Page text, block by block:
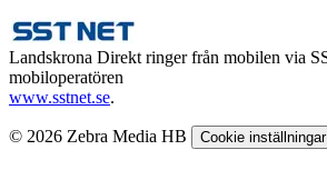
Landskrona Direkt ringer från mobilen via
mobiloperatören
www.sstnet.se.
© 2026 Zebra Media HB Cookie inställningar